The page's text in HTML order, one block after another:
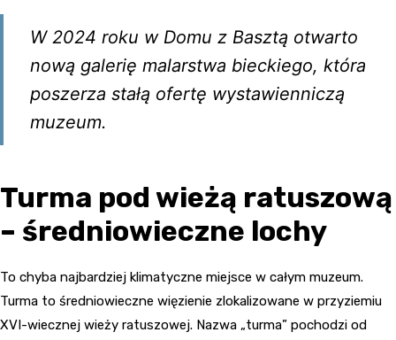
W 2024 roku w Domu z Basztą otwarto
nową galerię malarstwa bieckiego, która
poszerza stałą ofertę wystawienniczą
muzeum.
Turma pod wieżą ratuszową
– średniowieczne lochy
To chyba najbardziej klimatyczne miejsce w całym muzeum.
Turma to średniowieczne więzienie zlokalizowane w przyziemiu
XVI-wiecznej wieży ratuszowej. Nazwa „turma” pochodzi od